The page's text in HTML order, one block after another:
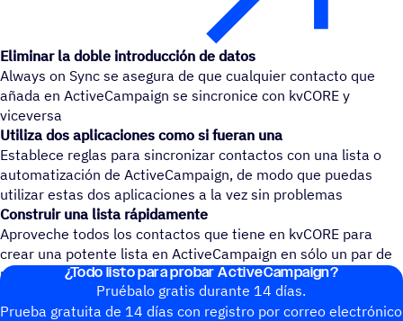
Eliminar la doble introducción de datos
Always on Sync se asegura de que cualquier contacto que
añada en ActiveCampaign se sincronice con kvCORE y
viceversa
Utiliza dos aplicaciones como si fueran una
Establece reglas para sincronizar contactos con una lista o
automatización de ActiveCampaign, de modo que puedas
utilizar estas dos aplicaciones a la vez sin problemas
Construir una lista rápidamente
Aproveche todos los contactos que tiene en kvCORE para
crear una potente lista en ActiveCampaign en sólo un par de
minutos, y la lista se gestionará y actualizará sola
¿Todo listo para probar ActiveCampaign?
Pruébalo gratis durante 14 días.
Prueba gratuita de 14 días con regis­tro por correo electrónico